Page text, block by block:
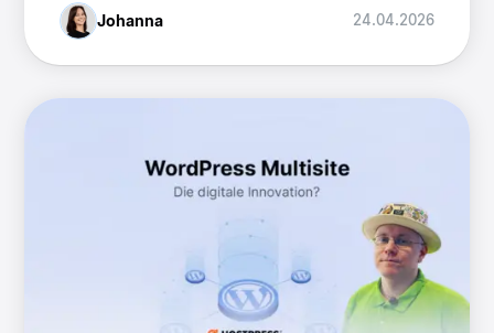
Johanna 24.04.2026